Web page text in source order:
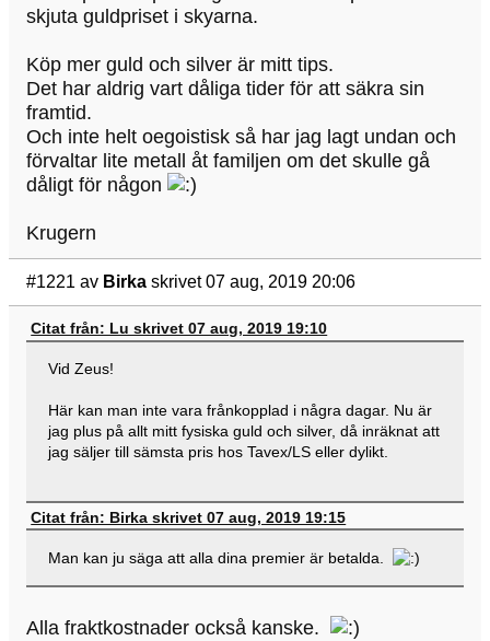
skjuta guldpriset i skyarna.
Köp mer guld och silver är mitt tips.
Det har aldrig vart dåliga tider för att säkra sin
framtid.
Och inte helt oegoistisk så har jag lagt undan och
förvaltar lite metall åt familjen om det skulle gå
dåligt för någon
Krugern
#1221 av Birka skrivet 07 aug, 2019 20:06
Citat från: Lu skrivet 07 aug, 2019 19:10
Vid Zeus!
Här kan man inte vara frånkopplad i några dagar. Nu är
jag plus på allt mitt fysiska guld och silver, då inräknat att
jag säljer till sämsta pris hos Tavex/LS eller dylikt.
Citat från: Birka skrivet 07 aug, 2019 19:15
Man kan ju säga att alla dina premier är betalda.
Alla fraktkostnader också kanske.